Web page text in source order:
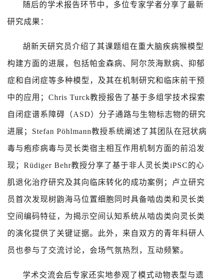
随后的学术报告环节中，多位专家学者分享了最新
研究成果：
胡新天研究员介绍了其课题组在重大脑疾病猴模型
构建方面的进展，包括帕金森病、阿尔茨海默病、抑郁
症和自闭症等多种模型，及其在机制研究和临床前干预
中的应用； Chris Turck教授报告了基于多组学技术探索
自闭症谱系障碍（ASD）分子通路与生物标志物的研究
进展； Stefan Pöhlmann教授系统阐述了其团队在冠状病
毒与疱疹病毒与灵长类宿主相互作用机制方面的前沿发
现； Rüdiger Behr教授分享了基于非人灵长类iPSC的心
肌退化治疗研究及其向临床转化的成功案例；卢立研究
员首次发现树鼩海马位置细胞同时具备啮齿类和灵长类
空间编码特征，为揭示空间认知系统从啮齿类向灵长类
的演化提供了关键证据。此外，来自双方的青年科研人
员也参与了交流讨论，会场气氛热烈，互动频繁。
学术交流会后专家还实地参观了模式动物表型与遗